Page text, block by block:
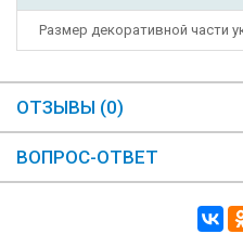
Размер декоративной части
ОТЗЫВЫ (0)
ВОПРОС-ОТВЕТ